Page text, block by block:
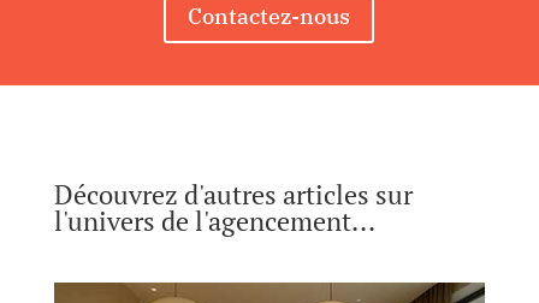
Contactez-nous
Découvrez d'autres articles sur
l'univers de l'agencement...